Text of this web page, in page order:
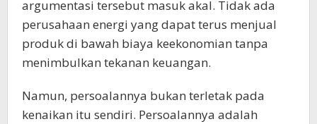
argumentasi tersebut masuk akal. Tidak ada
perusahaan energi yang dapat terus menjual
produk di bawah biaya keekonomian tanpa
menimbulkan tekanan keuangan.
Namun, persoalannya bukan terletak pada
kenaikan itu sendiri. Persoalannya adalah